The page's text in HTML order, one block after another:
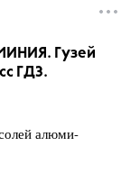
Гузей
ГДЗ.
алюми-